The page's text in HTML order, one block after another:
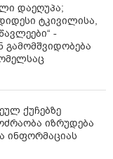
დაეღუპა;
ტკივილისა,
-
ქუჩებზე
იზრუდება
ინფორმაციას